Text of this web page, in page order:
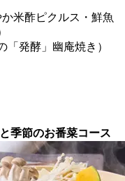
米酢ピクルス・鮮魚
「発酵」幽庵焼き）
季節のお番菜コース